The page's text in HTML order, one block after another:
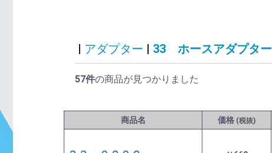
| アダプター | 33 ホースアダプター
57件の商品が見つかりました
商品名 価格 (税抜)